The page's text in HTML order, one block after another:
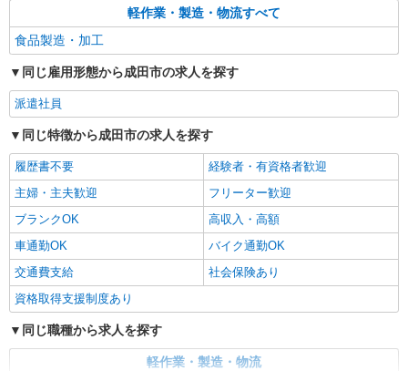
軽作業・製造・物流すべて
食品製造・加工
同じ雇用形態から成田市の求人を探す
派遣社員
同じ特徴から成田市の求人を探す
履歴書不要
経験者・有資格者歓迎
主婦・主夫歓迎
フリーター歓迎
ブランクOK
高収入・高額
車通勤OK
バイク通勤OK
交通費支給
社会保険あり
資格取得支援制度あり
同じ職種から求人を探す
軽作業・製造・物流